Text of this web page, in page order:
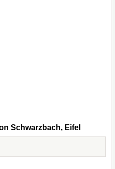
Schwarzbach, Eifel